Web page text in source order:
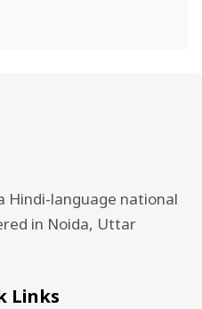
Hindi-language national
in Noida, Uttar
Links